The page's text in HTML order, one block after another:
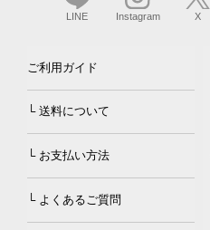
LINE Instagram X
ご利用ガイド
└ 送料について
└ お支払い方法
└ よくあるご質問